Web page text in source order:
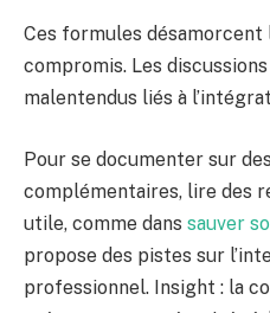
Ces formules
compromis. Les
malentendus liés à
Pour se documenter sur
complémentaires, lire des
utile, comme dans sauver
propose des pistes sur
professionnel. Insight : la